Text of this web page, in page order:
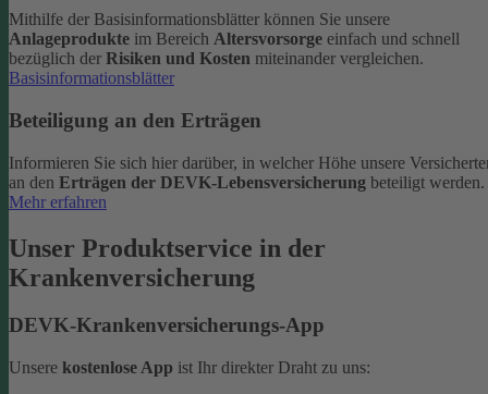
Mithilfe der Basisinformationsblätter können Sie unsere
Anlageprodukte im Bereich Altersvorsorge einfach und schnell
bezüglich der Risiken und Kosten miteinander vergleichen.
Basisinformationsblätter
Beteiligung an den Erträgen
Informieren Sie sich hier darüber, in welcher Höhe unsere
an den Erträgen der DEVK-Lebensversicherung beteiligt werden.
Mehr erfahren
Unser Produktservice in der
Krankenversicherung
DEVK-Krankenversicherungs-App
Unsere kostenlose App ist Ihr direkter Draht zu uns: